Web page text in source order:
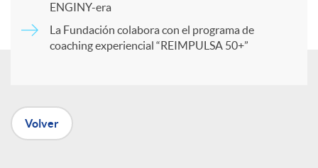
t
r
ENGINY-era
La Fundación colabora con el programa de
coaching experiencial “REIMPULSA 50+”
Volver